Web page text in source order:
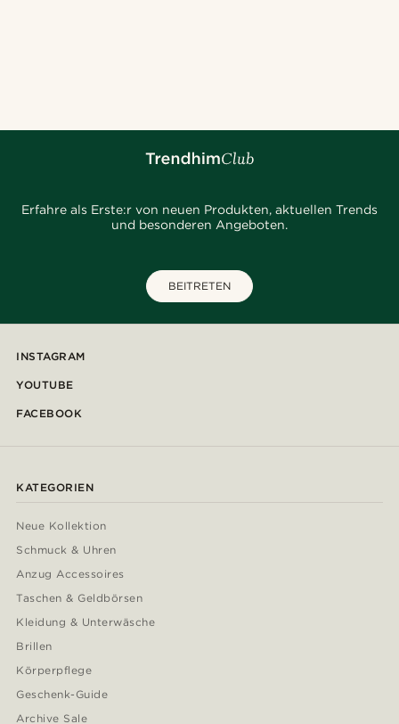
Erfahre als Erste:r von neuen Produkten, aktuellen Trends
und besonderen Angeboten.
BEITRETEN
INSTAGRAM
YOUTUBE
FACEBOOK
KATEGORIEN
Neue Kollektion
Schmuck & Uhren
Anzug Accessoires
Taschen & Geldbörsen
Kleidung & Unterwäsche
Brillen
Körperpflege
Geschenk-Guide
Archive Sale